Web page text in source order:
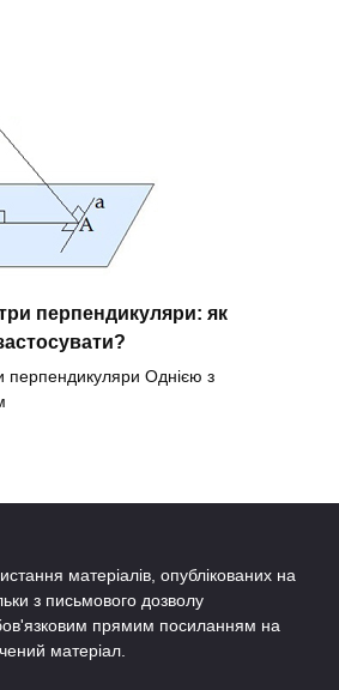
перпендикуляри: як
перпендикуляри Однією з
матеріалів, опублікованих на
з письмового дозволу
прямим посиланням на
матеріал.